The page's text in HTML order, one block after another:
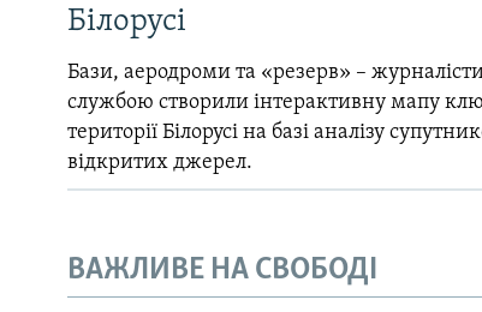
Білорусі
Бази, аеродроми та «резерв» –
службою створили інтерактивну мапу
території Білорусі на базі аналізу
відкритих джерел.
ВАЖЛИВЕ НА СВОБОДІ